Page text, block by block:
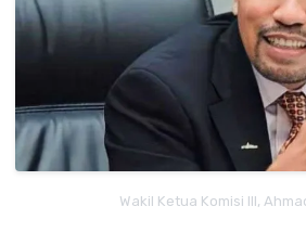
Wakil Ketua Komisi III,